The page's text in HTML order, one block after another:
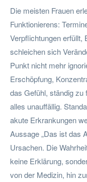
Die meisten Frauen
Funktionierens:
Verpflichtungen erfüllt,
schleichen sich
Punkt nicht mehr
Erschöpfung,
das Gefühl, ständig
alles unauffällig.
akute Erkrankungen
Aussage „Das ist das
Ursachen. Die
keine Erklärung,
von der Medizin, hin